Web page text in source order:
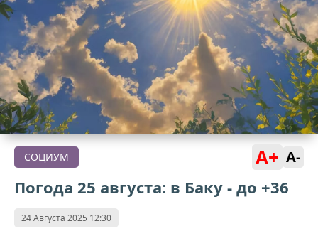
СОЦИУМ A+ A-
Погода 25 августа: в Баку - до +36
24 Августа 2025 12:30